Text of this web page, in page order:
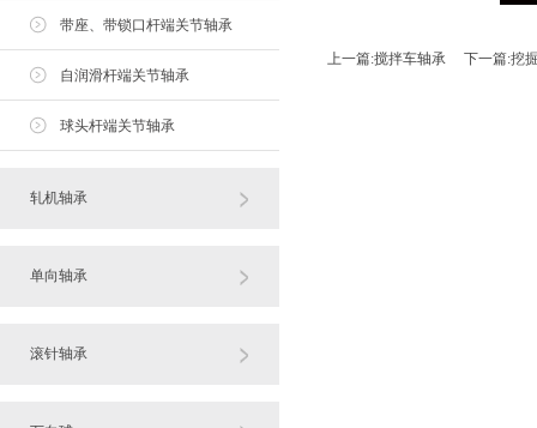
带座、带锁口杆端关节轴承
自润滑杆端关节轴承
球头杆端关节轴承
轧机轴承
单向轴承
滚针轴承
上一篇:搅拌车轴承下一篇:挖